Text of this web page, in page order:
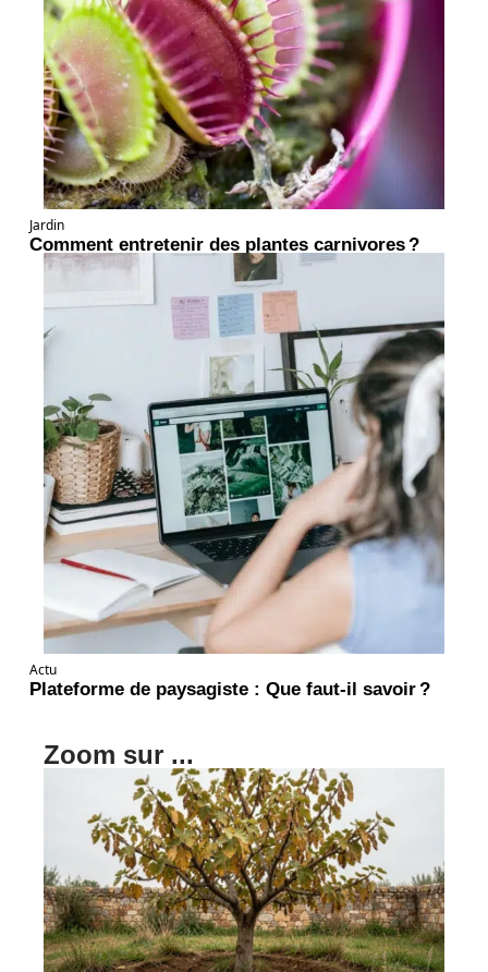
Jardin
Comment entretenir des plantes carnivores ?
Actu
Plateforme de paysagiste : Que faut-il savoir ?
Zoom sur ...